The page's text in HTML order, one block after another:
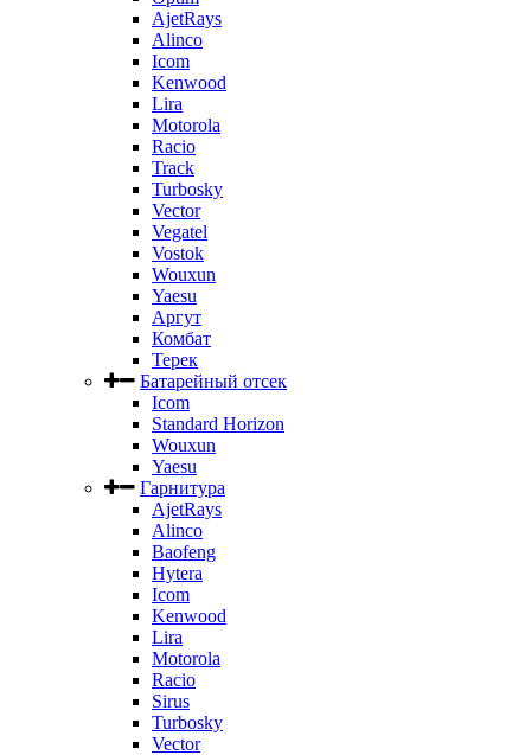
AjetRays
Alinco
Icom
Kenwood
Lira
Motorola
Racio
Track
Turbosky
Vector
Vegatel
Vostok
Wouxun
Yaesu
Аргут
Комбат
Терек
Батарейный отсек
Icom
Standard Horizon
Wouxun
Yaesu
Гарнитура
AjetRays
Alinco
Baofeng
Hytera
Icom
Kenwood
Lira
Motorola
Racio
Sirus
Turbosky
Vector